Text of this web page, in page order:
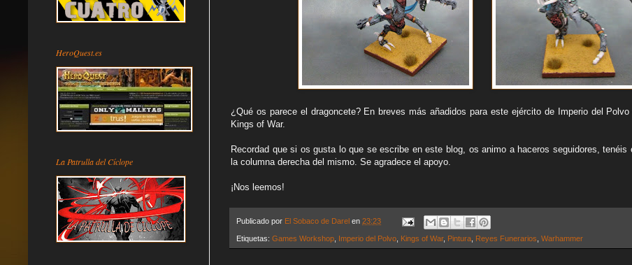
¿Qué os parece el dragoncete? En breves más añadidos para este ejército de Imperio del
Kings of War.
Recordad que si os gusta lo que se escribe en este blog, os animo a haceros seguidores, tenéis
la columna derecha del mismo. Se agradece el apoyo.
¡Nos leemos!
Publicado por El Sobaco de Darel en 23:23
Etiquetas: Games Workshop Imperio del Polvo Kings of War, Pintura Reyes Funerarios Warhammer
HeroQuest.es
La Patrulla del Cíclope